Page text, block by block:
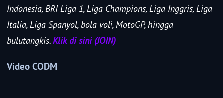
Indonesia, BRI Liga 1, Liga Champions, Liga Inggris, Liga
Italia, Liga Spanyol, bola voli, MotoGP, hingga
bulutangkis.Klik di sini (JOIN)
Video CODM